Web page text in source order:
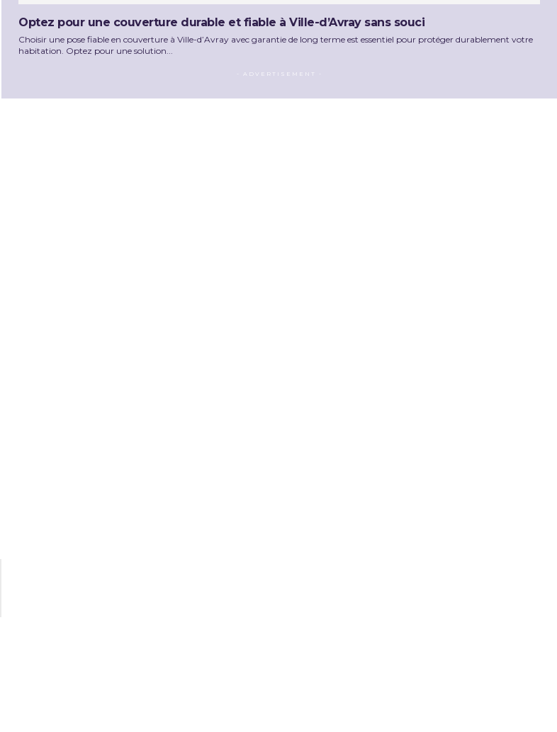
Optez pour une couverture durable et fiable à Ville-d’Avray sans souci
Choisir une pose fiable en couverture à Ville-d’Avray avec garantie de long terme est essentiel pour protéger durablement votre
habitation. Optez pour une solution...
- ADVERTISEMENT -